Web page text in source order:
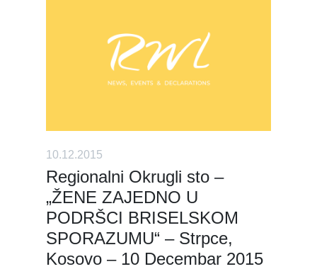
10.12.2015
Regionalni Okrugli sto –
„ŽENE ZAJEDNO U
PODRŠCI BRISELSKOM
SPORAZUMU“ – Strpce,
Kosovo – 10 Decembar 2015